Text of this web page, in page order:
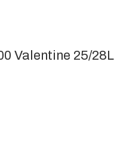
Valentine 25/28L